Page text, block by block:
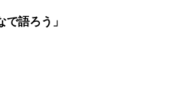
語ろう」